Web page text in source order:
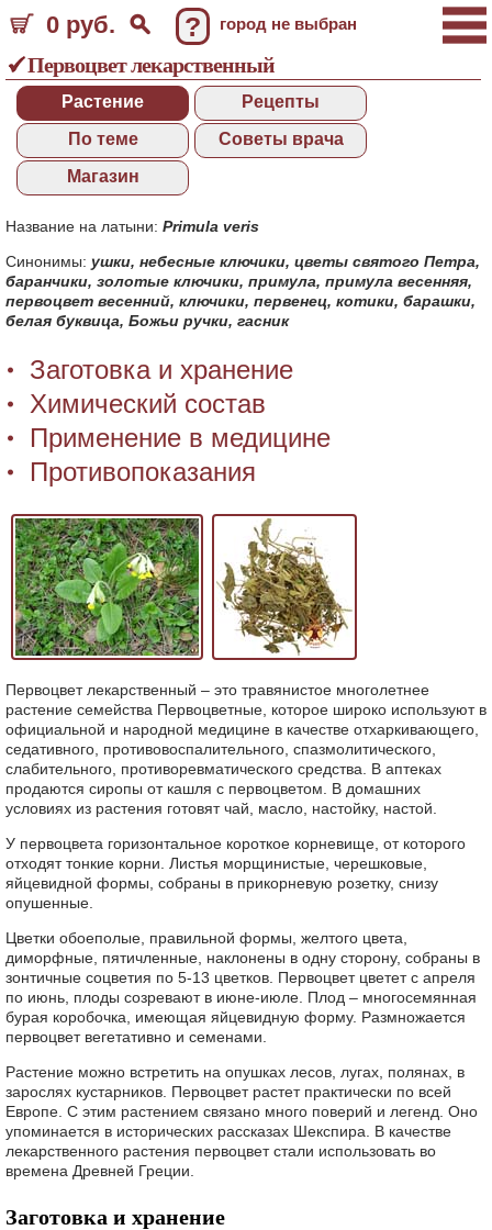
0 руб. ? город не выбран
Первоцвет лекарственный
Растение
Рецепты
По теме
Советы врача
Магазин
Название на латыни: Primula veris
Синонимы: ушки, небесные ключики, цветы святого Петра,
баранчики, золотые ключики, примула, примула весенняя,
первоцвет весенний, ключики, первенец, котики, барашки,
белая буквица, Божьи ручки, гасник
Заготовка и хранение
Химический состав
Применение в медицине
Противопоказания
Первоцвет лекарственный – это травянистое многолетнее
растение семейства Первоцветные, которое широко используют в
официальной и народной медицине в качестве отхаркивающего,
седативного, противовоспалительного, спазмолитического,
слабительного, противоревматического средства. В аптеках
продаются сиропы от кашля с первоцветом. В домашних
условиях из растения готовят чай, масло, настойку, настой.
У первоцвета горизонтальное короткое корневище, от которого
отходят тонкие корни. Листья морщинистые, черешковые,
яйцевидной формы, собраны в прикорневую розетку, снизу
опушенные.
Цветки обоеполые, правильной формы, желтого цвета,
диморфные, пятичленные, наклонены в одну сторону, собраны в
зонтичные соцветия по 5-13 цветков. Первоцвет цветет с апреля
по июнь, плоды созревают в июне-июле. Плод – многосемянная
бурая коробочка, имеющая яйцевидную форму. Размножается
первоцвет вегетативно и семенами.
Растение можно встретить на опушках лесов, лугах, полянах, в
зарослях кустарников. Первоцвет растет практически по всей
Европе. С этим растением связано много поверий и легенд. Оно
упоминается в исторических рассказах Шекспира. В качестве
лекарственного растения первоцвет стали использовать во
времена Древней Греции.
Заготовка и хранение